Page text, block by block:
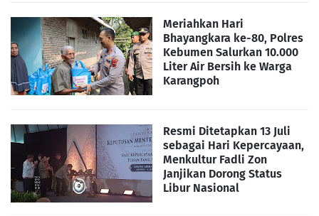
Meriahkan Hari
Bhayangkara ke-80, Polres
Kebumen Salurkan 10.000
Liter Air Bersih ke Warga
Karangpoh
Resmi Ditetapkan 13 Juli
sebagai Hari Kepercayaan,
Menkultur Fadli Zon
Janjikan Dorong Status
Libur Nasional